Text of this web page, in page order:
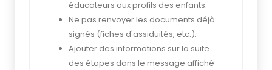
éducateurs aux profils des enfants.
Ne pas renvoyer les documents déjà
signés (fiches d'assiduités, etc.).
Ajouter des informations sur la suite
des étapes dans le message affiché